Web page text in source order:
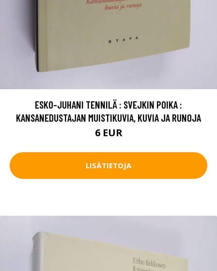
ESKO-JUHANI TENNILÄ : SVEJKIN POIKA :
KANSANEDUSTAJAN MUISTIKUVIA, KUVIA JA RUNOJA
6 EUR
LISÄTIETOJA